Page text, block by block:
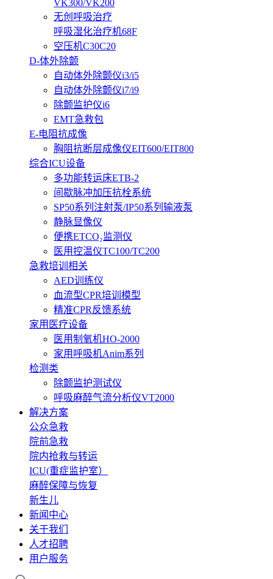
VK300/VK200
无创呼吸治疗
呼吸湿化治疗机68F
空压机C30C20
D-体外除颤
自动体外除颤仪i3/i5
自动体外除颤仪i7/i9
除颤监护仪i6
EMT急救包
E-电阻抗成像
胸阻抗断层成像仪EIT600/EIT800
综合ICU设备
多功能转运床ETB-2
间歇脉冲加压抗栓系统
SP50系列注射泵/IP50系列输液泵
静脉显像仪
便携ETCO₂监测仪
医用控温仪TC100/TC200
急救培训相关
AED训练仪
血流型CPR培训模型
精准CPR反馈系统
家用医疗设备
医用制氧机HO-2000
家用呼吸机Anim系列
检测类
除颤监护测试仪
呼吸麻醉气流分析仪VT2000
解决方案
公众急救
院前急救
院内抢救与转运
ICU(重症监护室）
麻醉保障与恢复
新生儿
新闻中心
关于我们
人才招聘
用户服务